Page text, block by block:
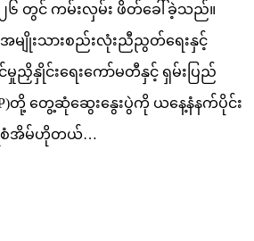
၂၆ တွင် ကမ်းလှမ်း ဖိတ်ခေါ်ခဲ့သည်။
ျိုးသားစည်းလုံးညီညွတ်ရေးနှင့်
ာင်မှုညှိနှိုင်းရေးကော်မတီနှင့် ရှမ်းပြည်
တို့ တွေ့ဆုံဆွေးနွေးပွဲကို ယနေ့နံနက်ပိုင်း
ေစံအိမ်ဟိုတယ်…